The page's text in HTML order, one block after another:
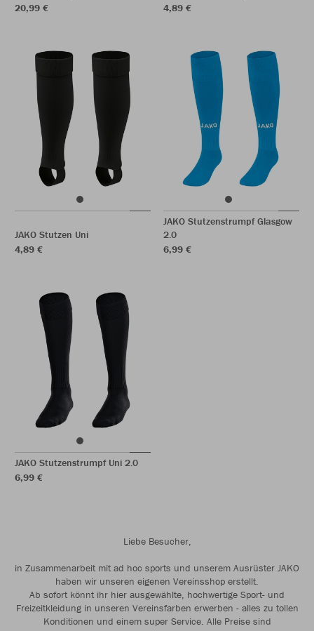
20,99 €
4,89 €
JAKO Stutzen Uni
4,89 €
JAKO Stutzenstrumpf Glasgow
2.0
6,99 €
JAKO Stutzenstrumpf Uni 2.0
6,99 €
Liebe Besucher,
in Zusammenarbeit mit ad hoc sports und unserem Ausrüster JAKO
haben wir unseren eigenen Vereinsshop erstellt.
Ab sofort könnt ihr hier ausgewählte, hochwertige Sport- und
Freizeitkleidung in unseren Vereinsfarben erwerben - alles zu tollen
Konditionen und einem super Service. Alle Preise sind